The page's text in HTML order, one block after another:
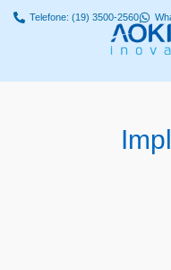
Telefone: (19) 3500-2560